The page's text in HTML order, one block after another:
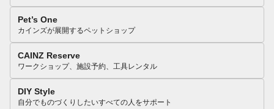
Pet’s One
カインズが展開するペットショップ
CAINZ Reserve
ワークショップ、施設予約、工具レンタル
DIY Style
自分でものづくりしたいすべての人をサポート